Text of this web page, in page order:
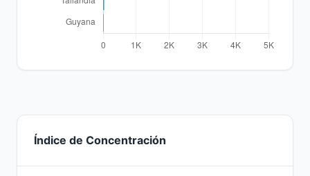
Índice de Concentración